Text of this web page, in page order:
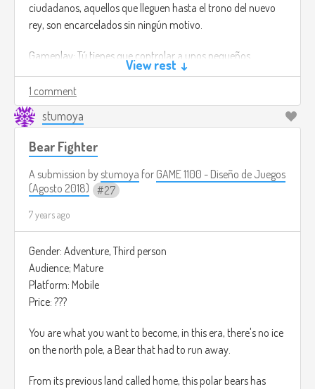
ciudadanos, aquellos que lleguen hasta el trono del nuevo
rey, son encarcelados sin ningún motivo.
Gameplay: Tú tienes que controlar a unos pequeños
luchadores, cada uno de ellos es especial y puedes subir de
nivel para desbloquear nuevos ataques y trajes de luchador.
Tu objetivo será el de derrotar al rey Luchador para que
Tú tendrás que abrirte paso por todo el castillo para poder
liberar a tu hermano.
El cual nunca cometio ningun tipo de acto criminal.
Para poder liberar a la ciudad de este malvado rey.
El juego está en tercera persona y el UI tiene estilo de un
juego de cartas, tienes la opción de atacar o defender por
Tienes una barra de vida arriba de la pantalla acompañado
del nivel en el que te encuentras.
View rest ↓
1 comment
stumoya
Bear Fighter
A submission bystumoya for GAME 1100 - Diseño de Juegos
(Agosto 2018)
27
7 years ago
Gender: Adventure, Third person
Audience; Mature
Platform: Mobile
Price: ???
You are what you want to become, in this era, there's no ice
on the north pole, a Bear that had to run away.
From its previous land called home, this polar bears has